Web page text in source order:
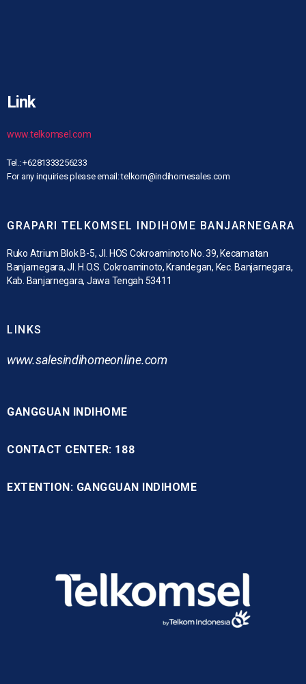
Link
www.telkomsel.com
Tel.: +6281333256233
For any inquiries please email: telkom@indihomesales.com
GRAPARI TELKOMSEL INDIHOME BANJARNEGARA
Ruko Atrium Blok B-5, Jl. HOS Cokroaminoto No. 39, Kecamatan
Banjarnegara, Jl. H.O.S. Cokroaminoto, Krandegan, Kec. Banjarnegara,
Kab. Banjarnegara, Jawa Tengah 53411
LINKS
www.salesindihomeonline.com
GANGGUAN INDIHOME
CONTACT CENTER: 188
EXTENTION: GANGGUAN INDIHOME